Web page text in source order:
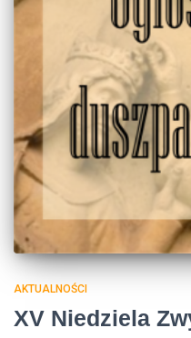
AKTUALNOŚCI
XV Niedziela